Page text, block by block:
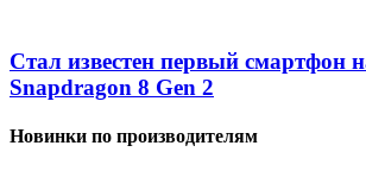
Стал известен первый смартфон
Snapdragon 8 Gen 2
Новинки по производителям